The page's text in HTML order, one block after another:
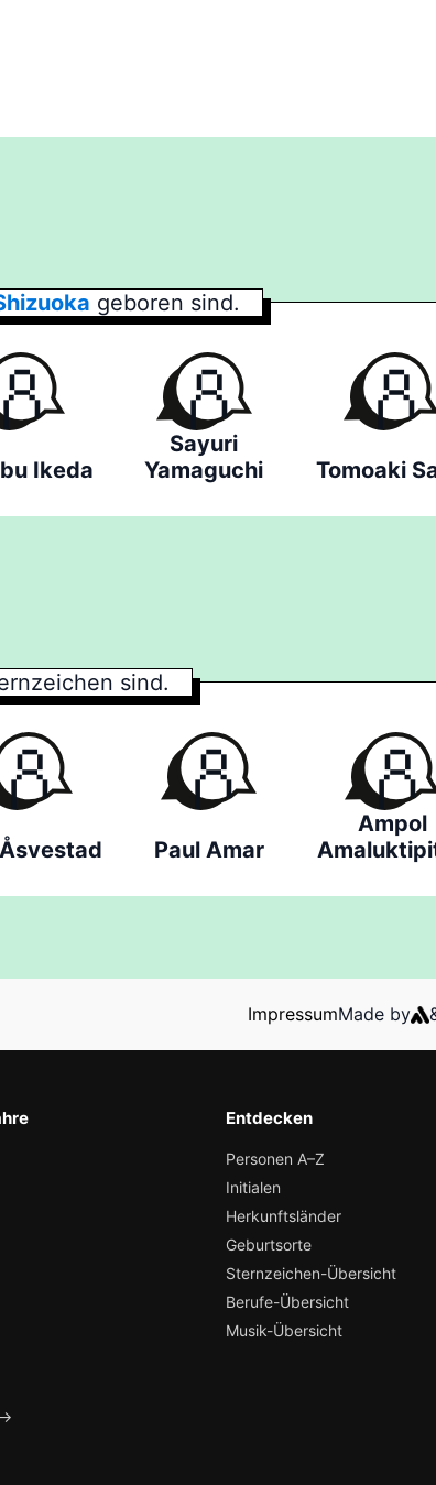
geboren sind.
Ikeda
Sayuri
Yamaguchi
Tomoaki
sind.
Paul Amar
Ampol
ImpressumMade by
Entdecken
Personen A–Z
Initialen
Herkunftsländer
Geburtsorte
Sternzeichen-Übersicht
Berufe-Übersicht
Musik-Übersicht